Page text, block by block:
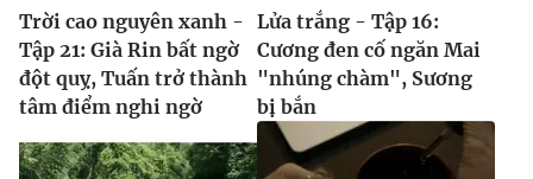
Trời cao nguyên xanh -
Tập 21: Già Rin bất ngờ
đột quỵ, Tuấn trở thành
tâm điểm nghi ngờ
Lửa trắng - Tập 16:
Cương đen cố ngăn Mai
"nhúng chàm", Sương
bị bắn